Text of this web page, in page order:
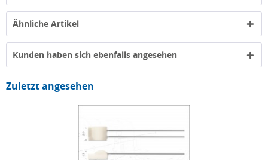
Ähnliche Artikel
Kunden haben sich ebenfalls angesehen
Zuletzt angesehen